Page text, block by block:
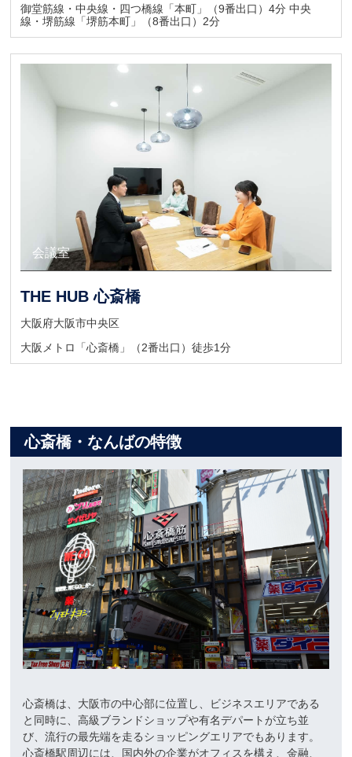
御堂筋線・中央線・四つ橋線「本町」（9番出口）4分 中央
線・堺筋線「堺筋本町」（8番出口）2分
会議室
ウェイティングスペース
THE HUB 心斎橋
大阪府大阪市中央区
大阪メトロ「心斎橋」（2番出口）徒歩1分
心斎橋・なんばの特徴
心斎橋は、大阪市の中心部に位置し、ビジネスエリアである
と同時に、高級ブランドショップや有名デパートが立ち並
び、流行の最先端を走るショッピングエリアでもあります。
心斎橋駅周辺には、国内外の企業がオフィスを構え、金融、